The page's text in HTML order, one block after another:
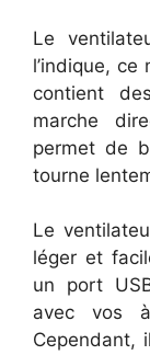
Le
l’indique,
contient
marche
permet de
tourne
Le
léger et
un port
avec vos
Cependant,